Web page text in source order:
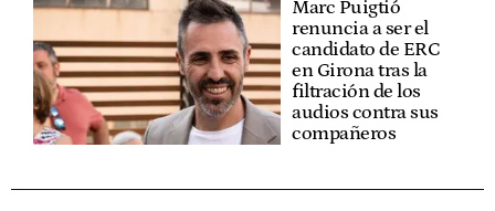
Marc Puigtió
renuncia a ser el
candidato de ERC
en Girona tras la
filtración de los
audios contra sus
compañeros